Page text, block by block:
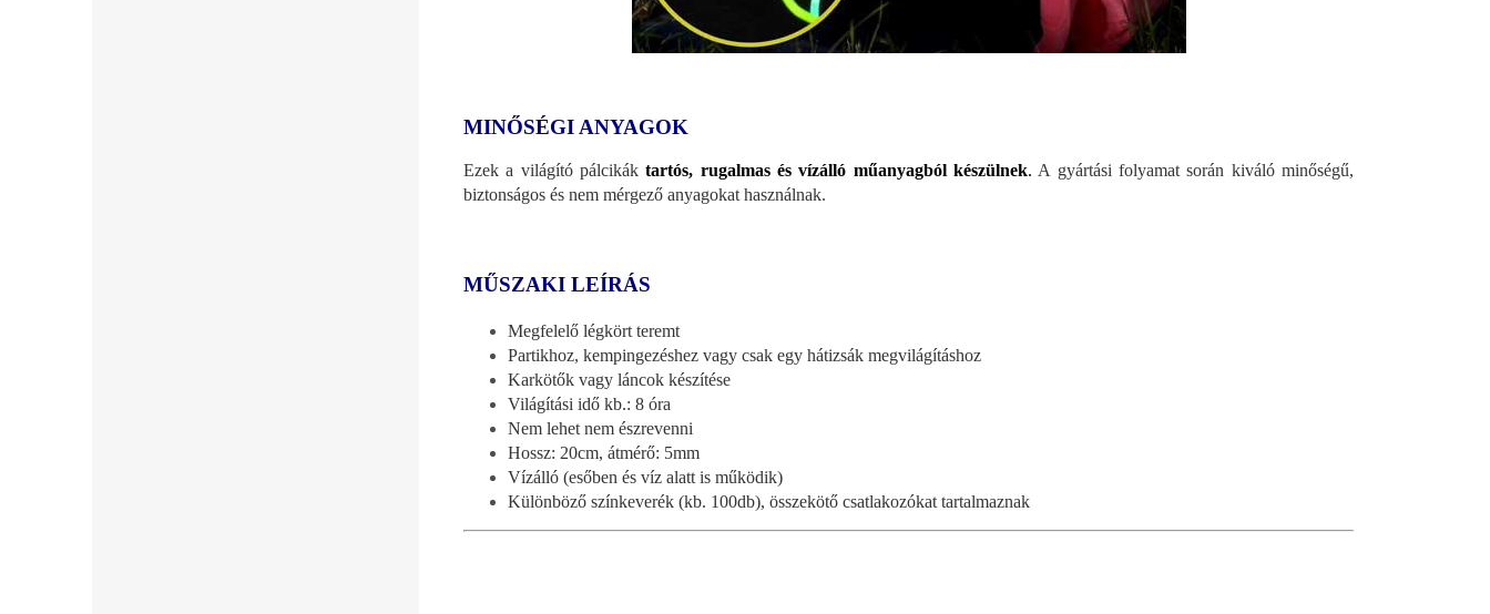
MINŐSÉGI ANYAGOK
Ezek a világító pálcikáktartós, rugalmas és vízálló műanyagból készülnek. A gyártási folyamat során kiváló minőségű,
biztonságos és nem mérgező anyagokat használnak.
MŰSZAKI LEÍRÁS
Megfelelő légkört teremt
Partikhoz, kempingezéshez vagy csak egy hátizsák megvilágításhoz
Karkötők vagy láncok készítése
Világítási idő kb.: 8 óra
Nem lehet nem észrevenni
Hossz: 20cm, átmérő: 5mm
Vízálló (esőben és víz alatt is működik)
Különböző színkeverék (kb. 100db), összekötő csatlakozókat tartalmaznak